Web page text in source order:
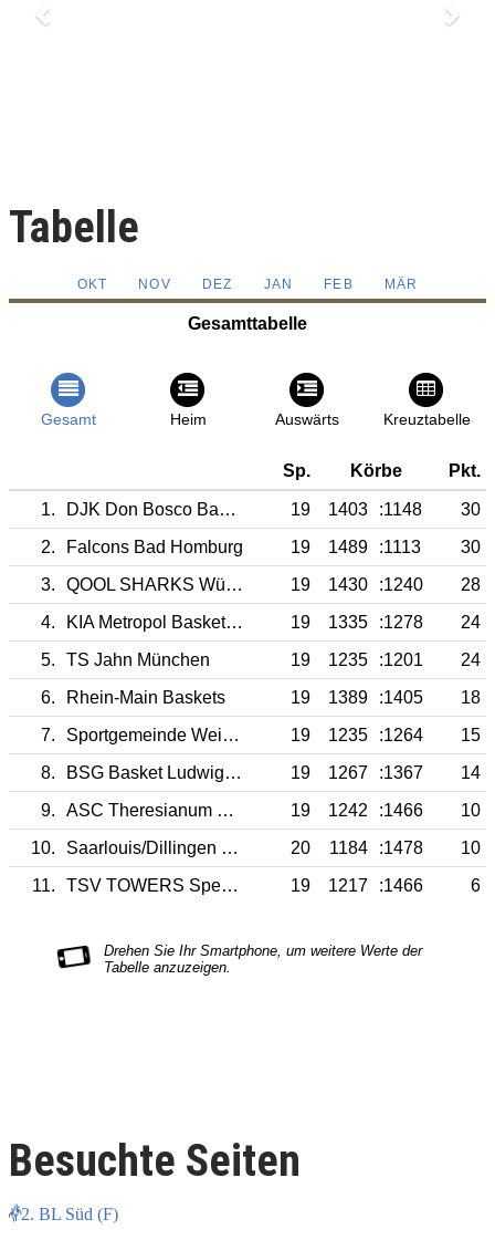
Tabelle
OKT NOV DEZ JAN FEB MÄR
Gesamttabelle
Gesamt Heim Auswärts Kreuztabelle
Sp. Körbe Pkt.
1. DJK Don Bosco Bamberg 19 1403 :1148
30
2.
Falcons Bad Homburg 19 1489 :1113
30
3.
QOOL SHARKS Würzburg 19 1430 :1240
28
4.
KIA Metropol Baskets Schwabach 19 1335 :1278
24
5.
TS Jahn München 19 1235 :1201
24
6.
Rhein-Main Baskets 19 1389 :1405
18
7.
Sportgemeinde Weiterstadt 19 1235 :1264
15
8.
BSG Basket Ludwigsburg 19 1267 :1367
14
9.
ASC Theresianum Mainz 19 1242 :1466
10
10.
Saarlouis/Dillingen Diamonds 20 1184 :1478
10
11.
TSV TOWERS Speyer-Schifferstadt 19 1217 :1466 6
Besuchte Seiten
2. BL Süd (F)